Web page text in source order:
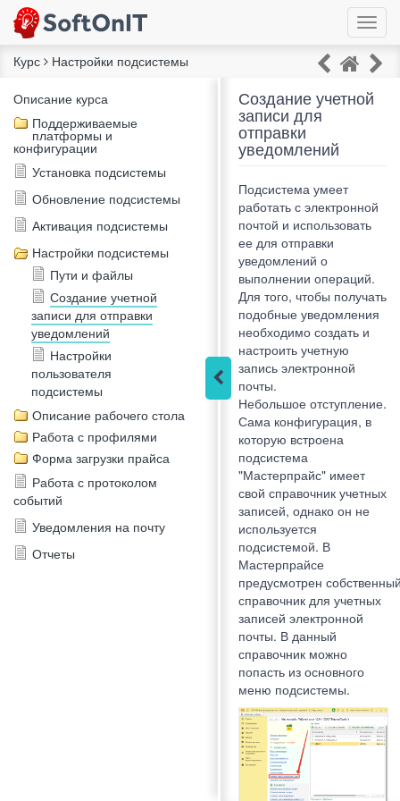
Курс Настройки подсистемы
Описание курса
Поддерживаемые
платформы и
конфигурации
Установка подсистемы
Обновление подсистемы
Активация подсистемы
Настройки подсистемы
Пути и файлы
Создание учетной
записи для отправки
уведомлений
Настройки
пользователя
подсистемы
Описание рабочего стола
Работа с профилями
Форма загрузки прайса
Работа с протоколом
событий
Уведомления на почту
Отчеты
Создание учетной
записи для
отправки
уведомлений
Подсистема умеет
работать с электронной
почтой и использовать
ее для отправки
уведомлений о
выполнении операций.
Для того, чтобы получать
подобные уведомления
необходимо создать и
настроить учетную
запись электронной
почты.
Небольшое отступление.
Сама конфигурация, в
которую встроена
подсистема
"Мастерпрайс" имеет
свой справочник учетных
записей, однако он не
используется
подсистемой. В
Мастерпрайсе
предусмотрен
справочник для учетных
записей электронной
почты. В данный
справочник можно
попасть из основного
меню подсистемы.